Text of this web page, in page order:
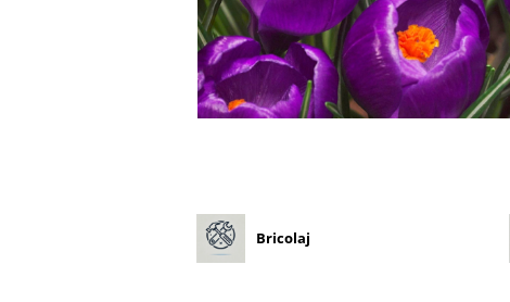
Seminte dovleac decorativ
Seminte dovlecel / dovleac
Bricolaj